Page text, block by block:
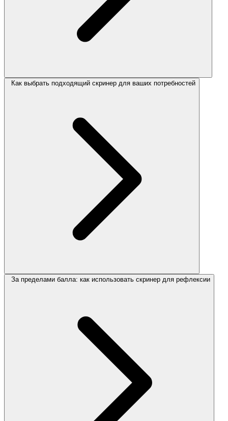
Как выбрать подходящий скринер для ваших потребностей
За пределами балла: как использовать скринер для рефлексии